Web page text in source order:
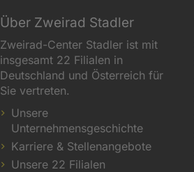
Über Zweirad Stadler
Zweirad-Center Stadler ist mit
insgesamt 22 Filialen in
Deutschland und Österreich für
Sie vertreten.
Unsere
Unternehmensgeschichte
Karriere & Stellenangebote
Unsere 22 Filialen